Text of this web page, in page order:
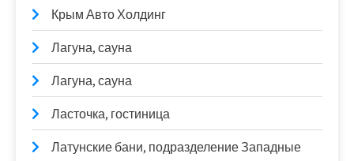
Крым Авто Холдинг
Лагуна, сауна
Лагуна, сауна
Ласточка, гостиница
Латунские бани, подразделение Западные